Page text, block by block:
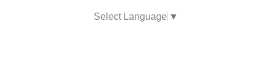
Select Language ▼